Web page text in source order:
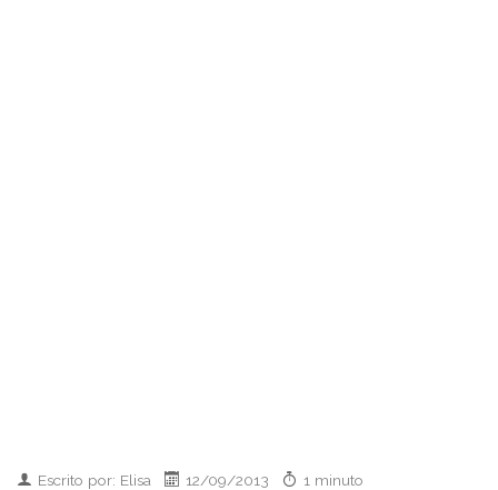
Escrito por: Elisa 12/09/2013 1 minuto